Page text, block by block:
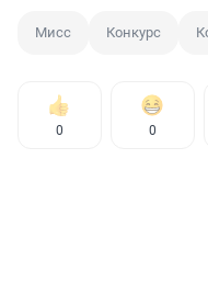
Мисс Конкурс
0 0